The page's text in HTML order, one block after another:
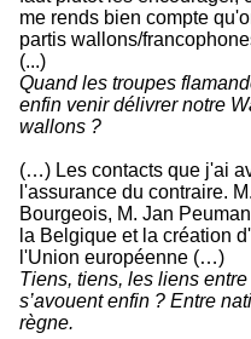
me rends bien compte
partis wallons/
(...)
Quand les troupes
enfin venir délivrer notre
wallons ?
(…) Les contacts que j'ai
l'assurance du contraire.
Bourgeois, M. Jan
la Belgique et la création
l'Union européenne (…)
Tiens, tiens, les liens
s’avouent enfin ? Entre
règne.